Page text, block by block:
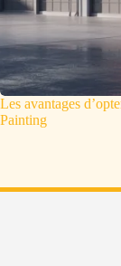
Les avantages
Painting